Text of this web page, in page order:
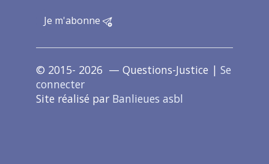
Je m'abonne
© 2015- 2026 — Questions-Justice | Se
connecter
Site réalisé par Banlieues asbl